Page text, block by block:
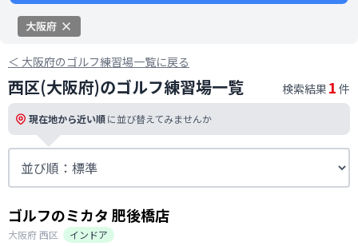
大阪府
＜ 大阪府のゴルフ練習場一覧に戻る
西区(大阪府)のゴルフ練習場一覧 検索結果 1 件
現在地から近い順に並び替えてみませんか
ゴルフのミカタ 肥後橋店
大阪府西区
インドア